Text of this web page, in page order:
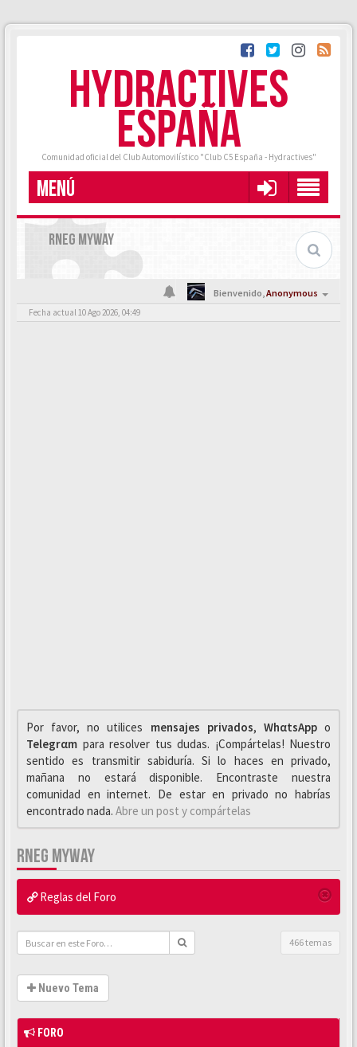
HYDRACTIVES
ESPAÑA
Comunidad oficial del Club Automovilístico "Club C5 España - Hydractives"
MENÚ
RNEG MYWAY
Bienvenido,Anonymous
Fecha actual 10 Ago 2026, 04:49
Por favor, no utilices mensajes privados, WhαtsAppo
Telegrαm para resolver tus dudas. ¡Compártelas! Nuestro
sentido es transmitir sabiduría. Si lo haces en privado,
mañana no estará disponible. Encontraste nuestra
comunidad en internet. De estar en privado no habrías
encontrado nada. Abre un post y compártelas
RNEG MYWAY
Reglas del Foro
466 temas
Nuevo Tema
FORO